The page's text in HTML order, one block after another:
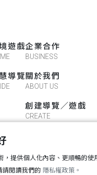
遊戲
導覽
企業合作
BUSINESS
關於我們
ABOUT US
創建導覽／遊戲
CREATE
，提供個人化內容、更順暢的使
閱讀我們的 隱私權政策。